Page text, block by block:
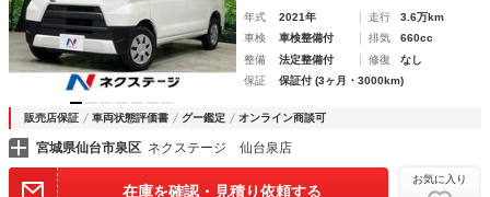
年式 2021年 走行
3.6万km
車検
車検整備付 排気
660cc
整備
法定整備付 修復
なし
保証
保証付 (3ヶ月・3000km)
販売店保証 車両状態評価書 グー鑑定 オンライン商談可
宮城県仙台市泉区 ネクステージ 仙台泉店
在庫を確認・見積り依頼する
お気に入り